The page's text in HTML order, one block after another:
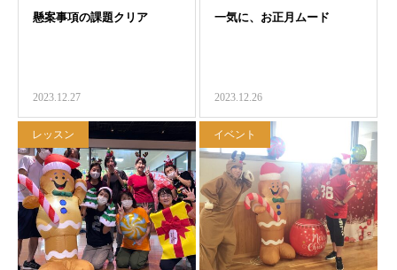
2023.12.27 2023.12.26
レッスン イベント